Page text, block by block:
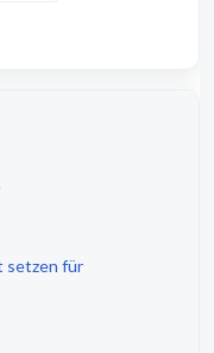
setzen für